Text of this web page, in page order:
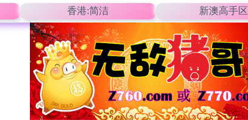
香港:简洁 新澳高手区